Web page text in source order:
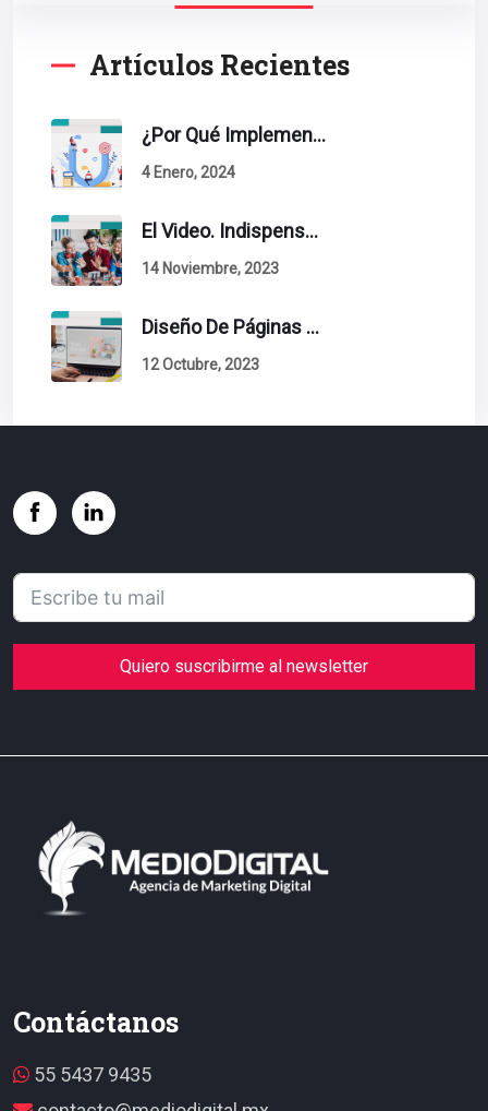
Artículos Recientes
¿Por Qué Implementar La Metodología Inbound Marketing En Tu Empresa?
4 Enero, 2024
El Video. Indispensable En Tu Estrategia De Contenidos.
14 Noviembre, 2023
Diseño De Páginas Web. Esto Debe Tener Un Sitio Exitoso.
12 Octubre, 2023
Quiero suscribirme al newsletter
Contáctanos
55 5437 9435